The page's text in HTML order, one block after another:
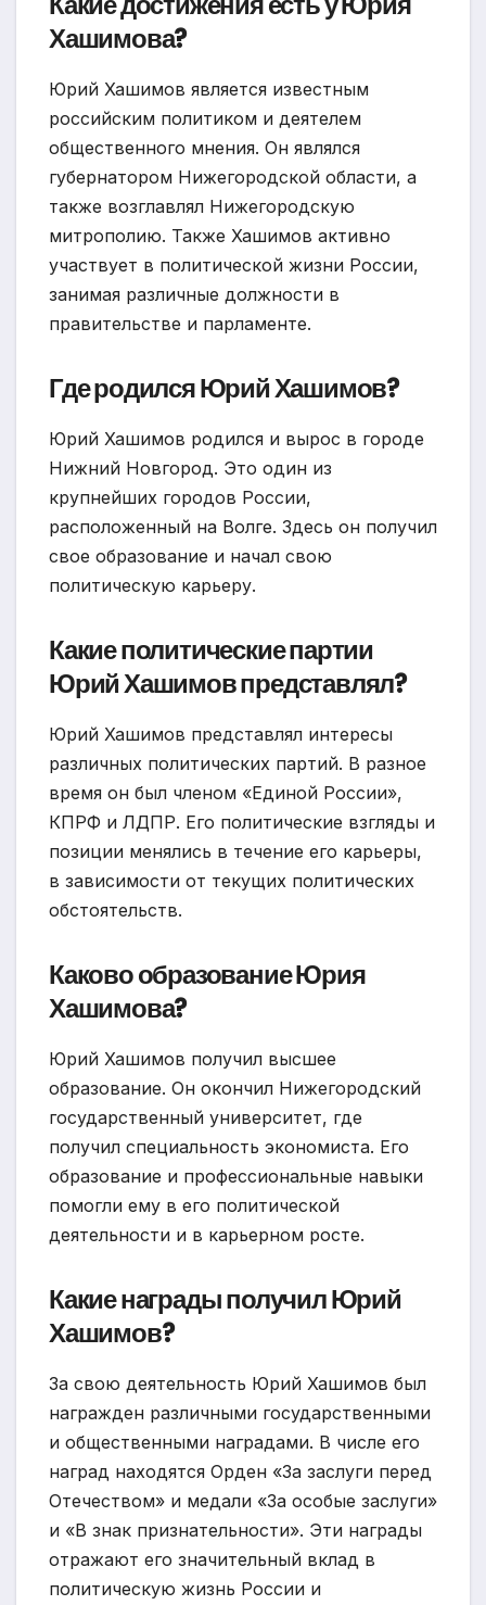
Хашимова?
Юрий Хашимов является известным
российским политиком и деятелем
общественного мнения. Он являлся
губернатором Нижегородской области, а
также возглавлял Нижегородскую
митрополию. Также Хашимов активно
участвует в политической жизни России,
занимая различные должности в
правительстве и парламенте.
Где родился Юрий Хашимов?
Юрий Хашимов родился и вырос в городе
Нижний Новгород. Это один из
крупнейших городов России,
расположенный на Волге. Здесь он получил
свое образование и начал свою
политическую карьеру.
Какие политические партии
Юрий Хашимов представлял?
Юрий Хашимов представлял интересы
различных политических партий. В разное
время он был членом «Единой России»,
КПРФ и ЛДПР. Его политические взгляды и
позиции менялись в течение его карьеры,
в зависимости от текущих политических
обстоятельств.
Каково образование Юрия
Хашимова?
Юрий Хашимов получил высшее
образование. Он окончил Нижегородский
государственный университет, где
получил специальность экономиста. Его
образование и профессиональные навыки
помогли ему в его политической
деятельности и в карьерном росте.
Какие награды получил Юрий
Хашимов?
За свою деятельность Юрий Хашимов был
награжден различными государственными
и общественными наградами. В числе его
наград находятся Орден «За заслуги перед
Отечеством» и медали «За особые заслуги»
и «В знак признательности». Эти награды
отражают его значительный вклад в
политическую жизнь России и